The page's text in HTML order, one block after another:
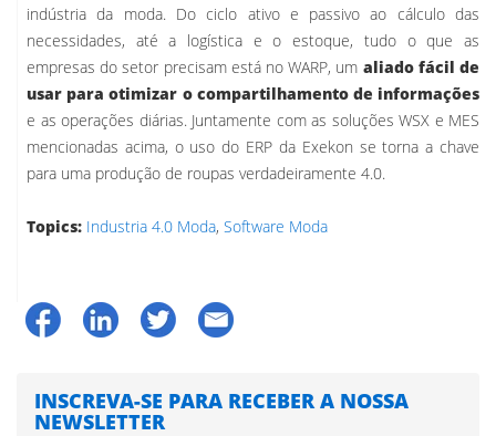
indústria da moda. Do ciclo ativo e passivo ao cálculo das
necessidades, até a logística e o estoque, tudo o que as
empresas do setor precisam está no WARP, um aliado fácil de
usar para otimizar o compartilhamento de informações
e as operações diárias. Juntamente com as soluções WSX e MES
mencionadas acima, o uso do ERP da Exekon se torna a chave
para uma produção de roupas verdadeiramente 4.0.
Topics: Industria 4.0 Moda, Software Moda
INSCREVA-SE PARA RECEBER A NOSSA
NEWSLETTER